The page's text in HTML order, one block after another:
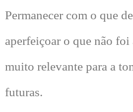
Permanecer com o que
aperfeiçoar o que não foi
muito relevante para a
futuras.